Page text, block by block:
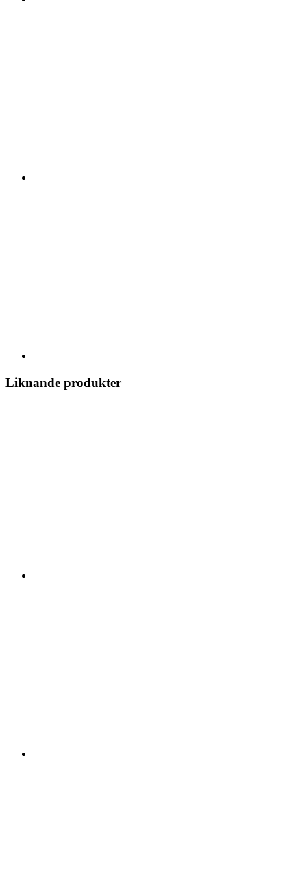
Liknande produkter